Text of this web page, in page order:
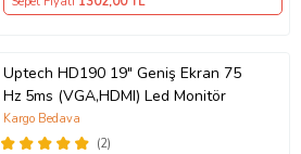
Uptech HD190 19" Geniş Ekran 75
Hz 5ms (VGA,HDMI) Led Monitör
(2)
Kargo Bedava